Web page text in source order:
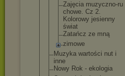
Zajęcia muzyczno-ru
chowe. Cz 2.
Kolorowy jesienny
świat
Zatańcz ze mną
zimowe
Muzyka wartości nut i
inne
Nowy Rok - ekologia